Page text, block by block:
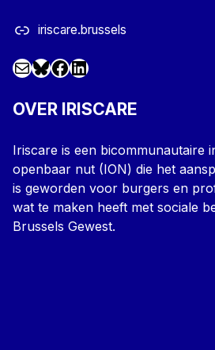
iriscare.brussels
Mail
@iriscare.bsky.social Facebook LinkedIn
OVER IRISCARE
Iriscare is een bicommunautaire
openbaar nut (ION) die het
is geworden voor burgers en
wat te maken heeft met sociale
Brussels Gewest.